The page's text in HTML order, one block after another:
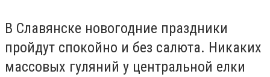
В Славянске новогодние праздники
пройдут спокойно и без салюта. Никаких
массовых гуляний у центральной елки